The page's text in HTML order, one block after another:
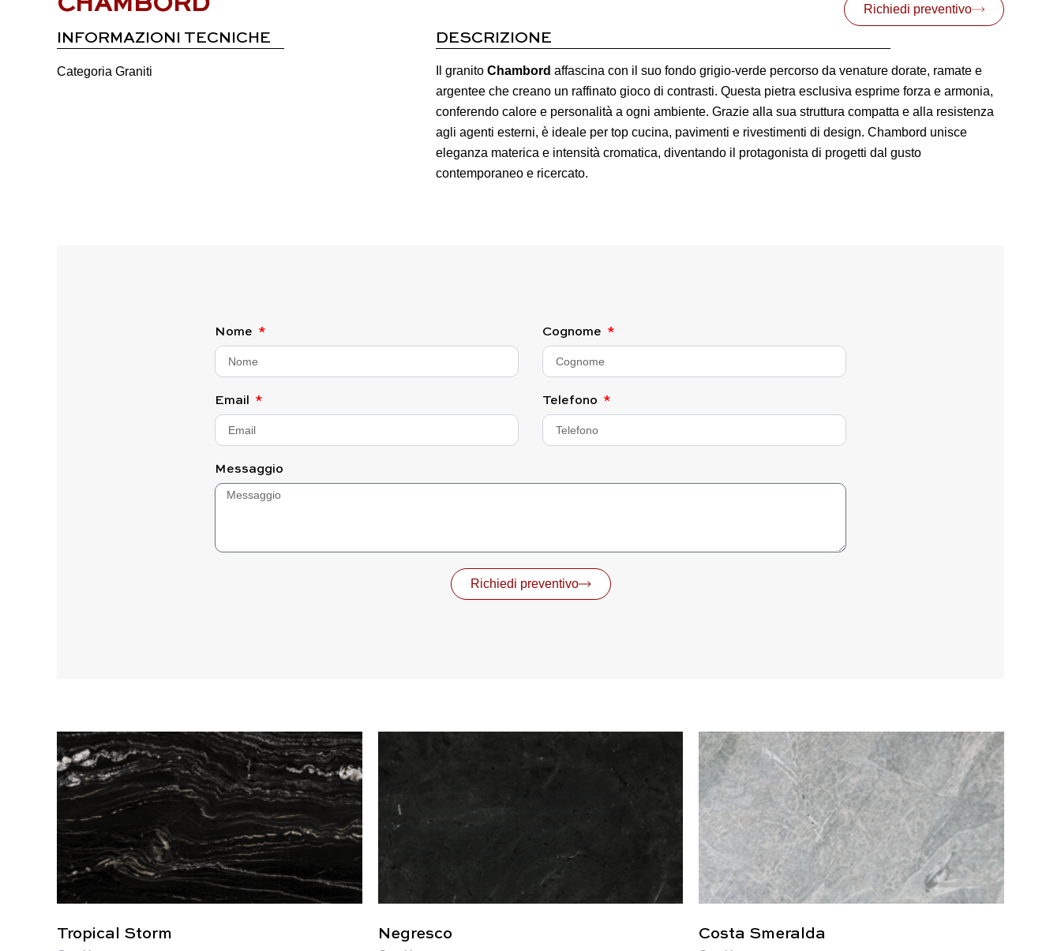
CHAMBORD Richiedi preventivo
INFORMAZIONI TECNICHE
Categoria Graniti
DESCRIZIONE
Il granito Chambord affascina con il suo fondo grigio-verde percorso da venature dorate, ramate e
argentee che creano un raffinato gioco di contrasti. Questa pietra esclusiva esprime forza e armonia,
conferendo calore e personalità a ogni ambiente. Grazie alla sua struttura compatta e alla resistenza
agli agenti esterni, è ideale per top cucina, pavimenti e rivestimenti di design. Chambord unisce
eleganza materica e intensità cromatica, diventando il protagonista di progetti dal gusto
contemporaneo e ricercato.
Nome Cognome
Email Telefono
Messaggio
Richiedi preventivo
PRODOTTI CORRELATI
Tropical Storm Negresco Costa Smeralda